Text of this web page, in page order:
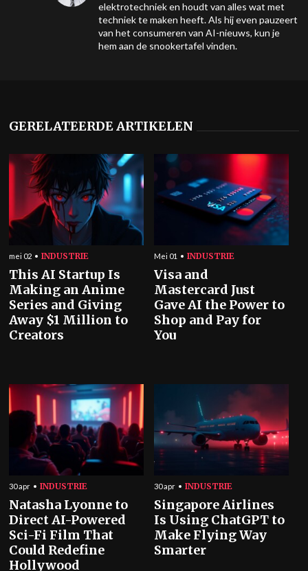
elektrotechniek en houdt van alles wat met
techniek te maken heeft. Als hij even pauzeert
van het consumeren van AI-nieuws, kun je
hem aan de snookertafel vinden.
GERELATEERDE ARTIKELEN
mei 02 INDUSTRIE
This AI Startup Is
Making an Anime
Series and Giving
Away $1 Million to
Creators
Mei 01 INDUSTRIE
Visa and
Mastercard Just
Gave AI the Power to
Shop and Pay for
You
30 apr INDUSTRIE
Natasha Lyonne to
Direct AI-Powered
Sci-Fi Film That
Could Redefine
Hollywood
30 apr INDUSTRIE
Singapore Airlines
Is Using ChatGPT to
Make Flying Way
Smarter